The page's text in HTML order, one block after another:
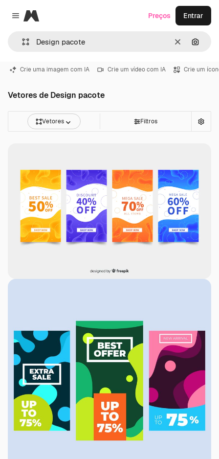
Close menu
Magnific
Limpar
Preços Entrar
Crie uma imagem com IA Crie um vídeo com IA Crie um
Vetores de Design pacote
Vetores Filtros